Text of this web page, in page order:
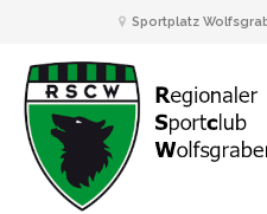
Sportplatz